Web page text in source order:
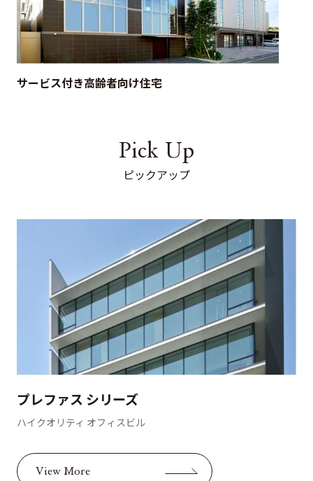
サービス付き高齢者向け住宅
Pick Up
ピックアップ
プレファス シリーズ
ハイクオリティ オフィスビル
View More